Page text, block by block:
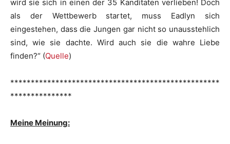
wird sie sich in einen der 35 Kanditaten verlieben! Doch
als der Wettbewerb startet, muss Eadlyn sich
eingestehen, dass die Jungen gar nicht so unausstehlich
sind, wie sie dachte. Wird auch sie die wahre Liebe
finden?“ (Quelle)
***************************************************
***************
Meine Meinung: